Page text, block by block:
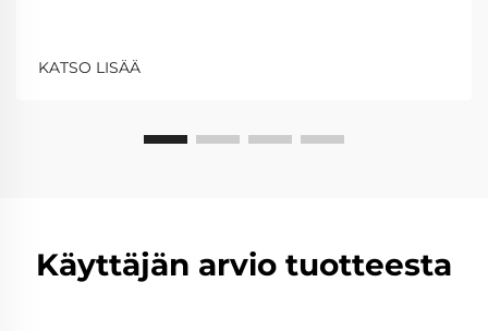
KATSO LISÄÄ
Käyttäjän arvio tuotteesta